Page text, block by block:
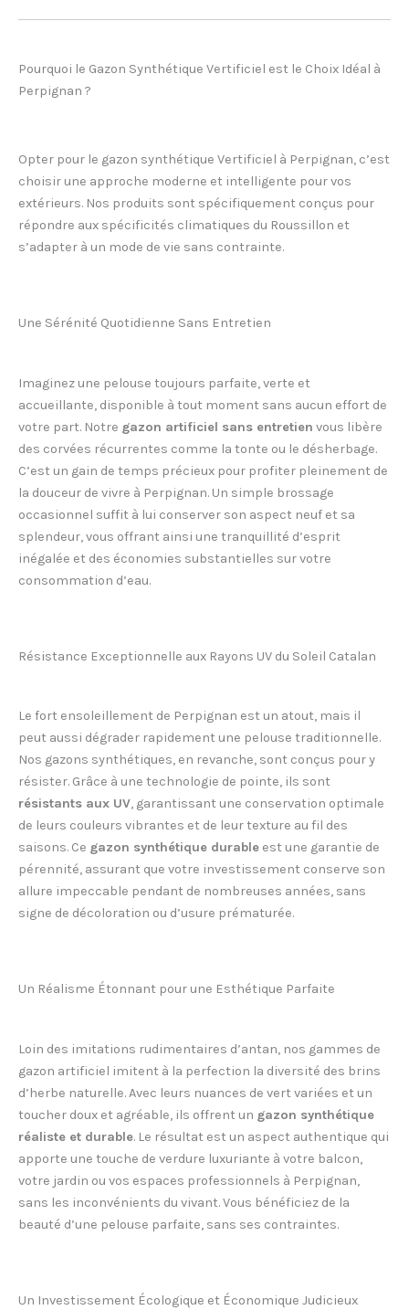
Pourquoi le Gazon Synthétique Vertificiel est le Choix Idéal à
Perpignan ?
Opter pour le gazon synthétique Vertificiel à Perpignan, c’est
choisir une approche moderne et intelligente pour vos
extérieurs. Nos produits sont spécifiquement conçus pour
répondre aux spécificités climatiques du Roussillon et
s’adapter à un mode de vie sans contrainte.
Une Sérénité Quotidienne Sans Entretien
Imaginez une pelouse toujours parfaite, verte et
accueillante, disponible à tout moment sans aucun effort de
votre part. Notre gazon artificiel sans entretien vous libère
des corvées récurrentes comme la tonte ou le désherbage.
C’est un gain de temps précieux pour profiter pleinement de
la douceur de vivre à Perpignan. Un simple brossage
occasionnel suffit à lui conserver son aspect neuf et sa
splendeur, vous offrant ainsi une tranquillité d’esprit
inégalée et des économies substantielles sur votre
consommation d’eau.
Résistance Exceptionnelle aux Rayons UV du Soleil Catalan
Le fort ensoleillement de Perpignan est un atout, mais il
peut aussi dégrader rapidement une pelouse traditionnelle.
Nos gazons synthétiques, en revanche, sont conçus pour y
résister. Grâce à une technologie de pointe, ils sont
résistants aux UV, garantissant une conservation optimale
de leurs couleurs vibrantes et de leur texture au fil des
saisons. Ce gazon synthétique durable est une garantie de
pérennité, assurant que votre investissement conserve son
allure impeccable pendant de nombreuses années, sans
signe de décoloration ou d’usure prématurée.
Un Réalisme Étonnant pour une Esthétique Parfaite
Loin des imitations rudimentaires d’antan, nos gammes de
gazon artificiel imitent à la perfection la diversité des brins
d’herbe naturelle. Avec leurs nuances de vert variées et un
toucher doux et agréable, ils offrent un gazon synthétique
réaliste et durable. Le résultat est un aspect authentique qui
apporte une touche de verdure luxuriante à votre balcon,
votre jardin ou vos espaces professionnels à Perpignan,
sans les inconvénients du vivant. Vous bénéficiez de la
beauté d’une pelouse parfaite, sans ses contraintes.
Un Investissement Écologique et Économique Judicieux